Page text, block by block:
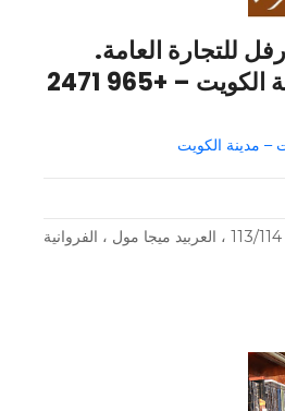
للتجارة العامة.
الكويت – مدينة الكويت – +965 2471
– مدينة الكويت
بلوك 26 ، شارع 113/114 ، العربيد ميجا مول ، الفروانية